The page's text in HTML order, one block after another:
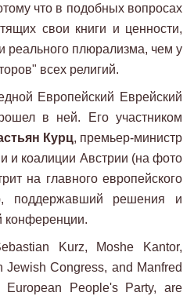
что в подобных вопросах
свои книги и ценности,
реального плюрализма, чем у
всех религий.
Европейский Еврейский
в ней. Его участником
Курц, премьер-министр
и коалиции Австрии (на фото
на главного европейского
поддержавший решения и
конференции.